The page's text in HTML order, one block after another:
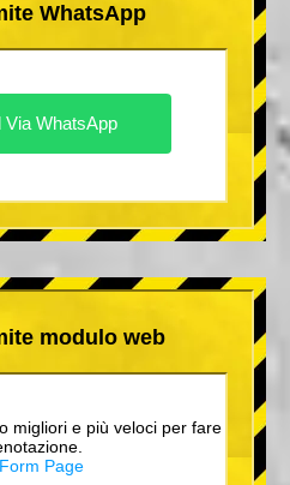
WhatsApp
modulo web
migliori e più veloci per fare
Page